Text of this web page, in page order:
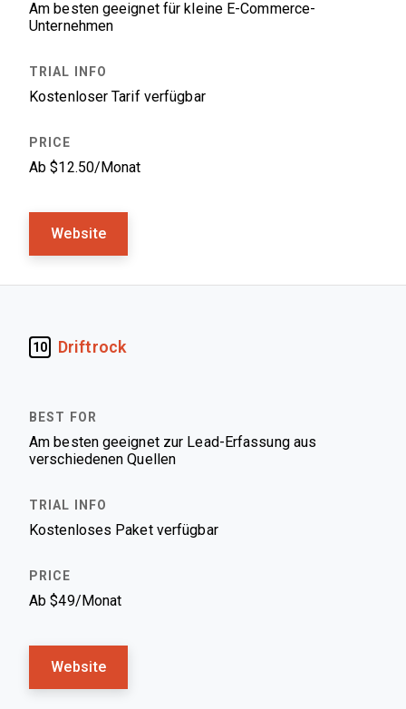
Am besten geeignet für kleine E-Commerce-
Unternehmen
Kostenloser Tarif verfügbar
Ab $12.50/Monat
Website
10 Driftrock
Am besten geeignet zur Lead-Erfassung aus
verschiedenen Quellen
Kostenloses Paket verfügbar
Ab $49/Monat
Website